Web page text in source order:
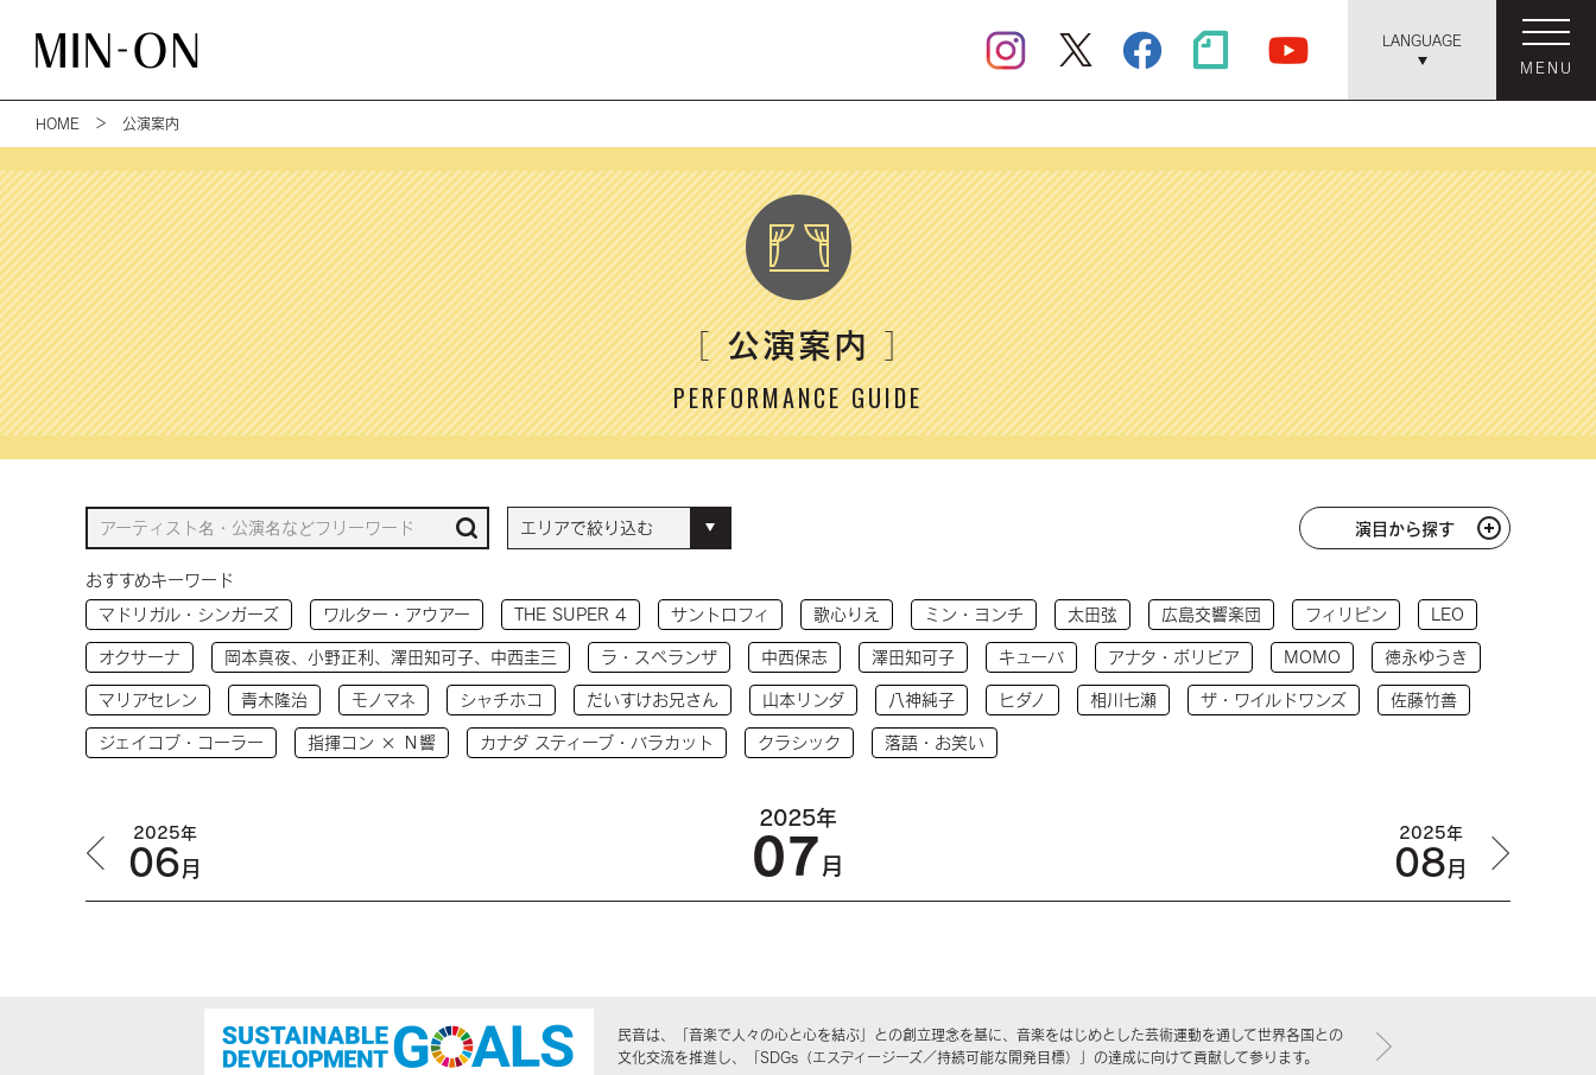
LANGUAGE
MENU
HOME ＞ 公演案内
［公演案内］
PERFORMANCE GUIDE
演目から探す
おすすめキーワード
マドリガル・シンガーズ
ワルター・アウアー THE SUPER 4 サントロフィ 歌心りえ ミン・ヨンチ 太田弦 広島交響楽団 フィリピン LEO
オクサーナ 岡本真夜、小野正利、澤田知可子、中西圭三 ラ・スペランザ 中西保志 澤田知可子 キューバ アナタ・ボリビア MOMO 徳永ゆうき
マリアセレン 青木隆治 モノマネ シャチホコ だいすけお兄さん 山本リンダ 八神純子 ヒダノ 相川七瀬 ザ・ワイルドワンズ 佐藤竹善
ジェイコブ・コーラー 指揮コン × Ｎ響 カナダ スティーブ・バラカット クラシック 落語・お笑い
2025年
06月
2025年
07月
2025年
08月
民音は、「音楽で人々の心と心を結ぶ」との創立理念を基に、音楽をはじめとした芸術運動を通して世界各国との
文化交流を推進し、「SDGs（エスディージーズ／持続可能な開発目標）」の達成に向けて貢献して参ります。